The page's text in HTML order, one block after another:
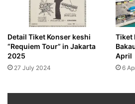
Detail Tiket Konser keshi
“Requiem Tour” in Jakarta
2025
27 July 2024
Tiket
April
6